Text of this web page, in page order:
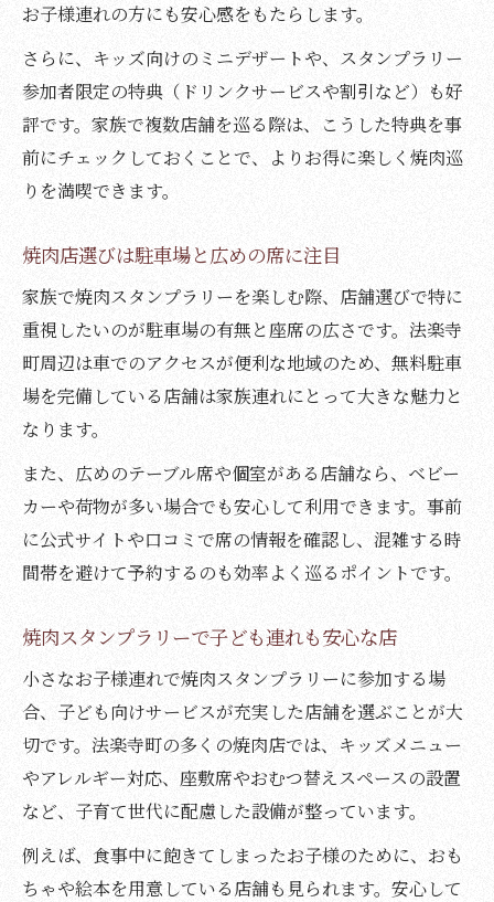
お子様連れの方にも安心感をもたらします。
さらに、キッズ向けのミニデザートや、スタンプラリー
参加者限定の特典（ドリンクサービスや割引など）も好
評です。家族で複数店舗を巡る際は、こうした特典を事
前にチェックしておくことで、よりお得に楽しく焼肉巡
りを満喫できます。
焼肉店選びは駐車場と広めの席に注目
家族で焼肉スタンプラリーを楽しむ際、店舗選びで特に
重視したいのが駐車場の有無と座席の広さです。法楽寺
町周辺は車でのアクセスが便利な地域のため、無料駐車
場を完備している店舗は家族連れにとって大きな魅力と
なります。
また、広めのテーブル席や個室がある店舗なら、ベビー
カーや荷物が多い場合でも安心して利用できます。事前
に公式サイトや口コミで席の情報を確認し、混雑する時
間帯を避けて予約するのも効率よく巡るポイントです。
焼肉スタンプラリーで子ども連れも安心な店
小さなお子様連れで焼肉スタンプラリーに参加する場
合、子ども向けサービスが充実した店舗を選ぶことが大
切です。法楽寺町の多くの焼肉店では、キッズメニュー
やアレルギー対応、座敷席やおむつ替えスペースの設置
など、子育て世代に配慮した設備が整っています。
例えば、食事中に飽きてしまったお子様のために、おも
ちゃや絵本を用意している店舗も見られます。安心して